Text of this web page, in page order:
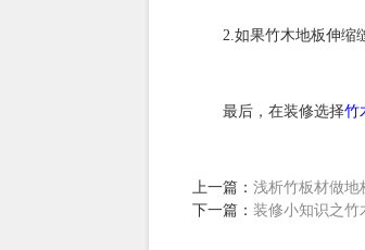
2.如果竹木地板伸缩缝
最后，在装修选择竹
上一篇： 浅析竹板材​做地
下一篇： 装修小知识之竹